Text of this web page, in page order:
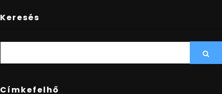
Keresés
Címkefelhő